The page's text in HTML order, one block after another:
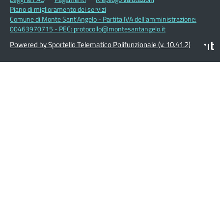
Piano di miglioramento dei servizi
Comune di Monte Sant'Angelo - Partita IVA dell'amministrazione:
00463970715 - PEC: protocollo@montesantangelo.it
Powered by Sportello Telematico Polifunzionale (v. 10.41.2)